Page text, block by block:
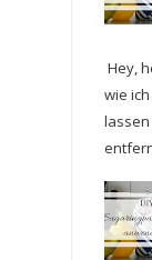
Hey,
wie
lassen